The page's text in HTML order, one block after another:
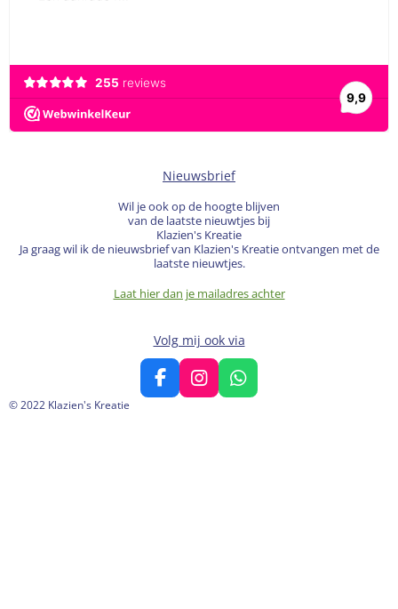
Nieuwsbrief
Wil je ook op de hoogte blijven
van de laatste nieuwtjes bij
Klazien's Kreatie
Ja graag wil ik de nieuwsbrief van Klazien's Kreatie ontvangen met de
laatste nieuwtjes.
Laat hier dan je mailadres achter
Volg mij ook via
F
a
I
n
W
h
© 2022 Klazien's Kreatie